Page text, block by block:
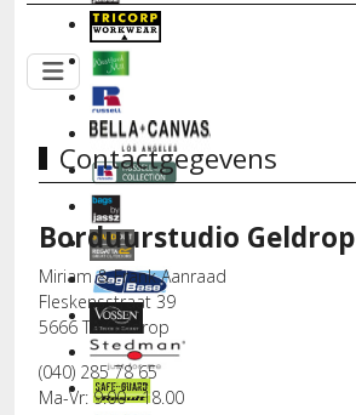
Contactgegevens
Borduurstudio Geldrop
Miriam & Frank Aanraad
Fleskensstraat 39
5666 TA Geldrop
(040) 285 78 65
Ma-Vr: 9.00 - 18.00